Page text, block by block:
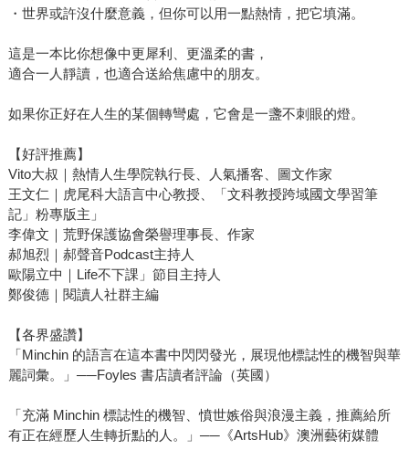
・世界或許沒什麼意義，但你可以用一點熱情，把它填滿。
這是一本比你想像中更犀利、更溫柔的書，
適合一人靜讀，也適合送給焦慮中的朋友。
如果你正好在人生的某個轉彎處，它會是一盞不刺眼的燈。
【好評推薦】
Vito大叔｜熱情人生學院執行長、人氣播客、圖文作家
王文仁｜虎尾科大語言中心教授、「文科教授跨域國文學習筆
記」粉專版主」
李偉文｜荒野保護協會榮譽理事長、作家
郝旭烈｜郝聲音Podcast主持人
歐陽立中｜Life不下課」節目主持人
鄭俊德｜閱讀人社群主編
【各界盛讚】
「Minchin 的語言在這本書中閃閃發光，展現他標誌性的機智與華
麗詞彙。」──Foyles 書店讀者評論（英國）
「充滿 Minchin 標誌性的機智、憤世嫉俗與浪漫主義，推薦給所
有正在經歷人生轉折點的人。」──《ArtsHub》澳洲藝術媒體